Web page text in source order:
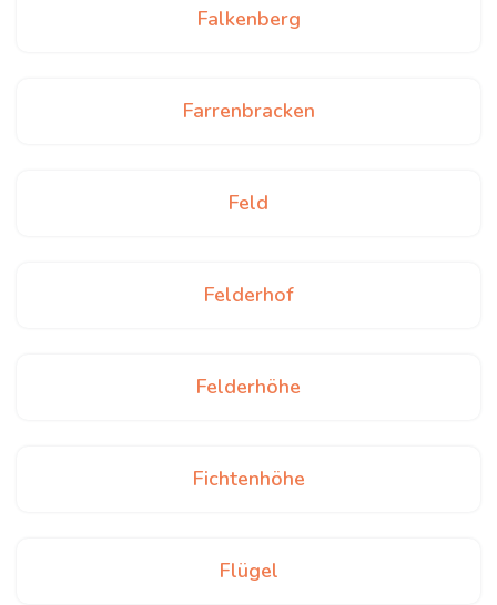
Falkenberg
Farrenbracken
Feld
Felderhof
Felderhöhe
Fichtenhöhe
Flügel